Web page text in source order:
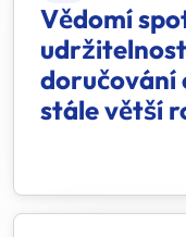
Vědomí
doručování
stále větší